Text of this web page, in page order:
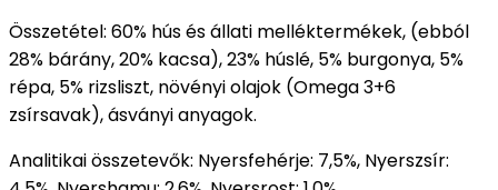
Összetétel: 60% hús és állati melléktermékek, (ebból
28% bárány, 20% kacsa), 23% húslé, 5% burgonya, 5%
répa, 5% rizsliszt, növényi olajok (Omega 3+6
zsírsavak), ásványi anyagok.
Analitikai összetevők: Nyersfehérje: 7,5%, Nyerszsír: